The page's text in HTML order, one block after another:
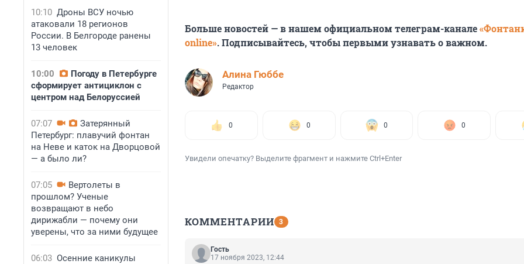
10:10 Дроны ВСУ ночью
атаковали 18 регионов
России. В Белгороде ранены
13 человек
10:00
Погоду в Петербурге
сформирует антициклон с
центром над Белоруссией
07:07
Затерянный
Петербург: плавучий фонтан
на Неве и каток на Дворцовой
— а было ли?
07:05
Вертолеты в
прошлом? Ученые
возвращают в небо
дирижабли — почему они
уверены, что за ними будущее
06:03 Осенние каникулы
Больше новостей — в нашем официальном телеграм-канале
online». Подписывайтесь, чтобы первыми узнавать о важном.
Алина Гюббе
Редактор
0 0 0 0
Увидели опечатку? Выделите фрагмент и нажмите Ctrl+Enter
КОММЕНТАРИИ 3
Гость
17 ноября 2023, 12:44